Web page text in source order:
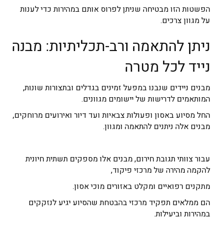
הפשטות הזו מבטיחה שניתן לפרוס אותם במהירות כדי לענות
על מגוון צרכים.
ניתן להתאמה ורב-תכליתיות: מבנה
נייד לכל מטרה
מבנים ניידים שנבנו במפעל זמינים בגדלים ובתצורות שונות,
המותאמים לדרישות של יישומים מגוונים.
החל מסיוע באסון ופעולות צבאיות ועד דיור ואירועים מרוחקים,
מבנים אלה ניתנים להתאמה ומגוון.
עבור צוותי תגובת חירום, מבנים אלו מספקים תשתית חיונית
להקמה מהירה של מרכזי פיקוד,
מתקנים רפואיים ומקלט באזורים מוכי אסון.
הם ממלאים תפקיד מרכזי בהבטחת שהסיוע יגיע לנזקקים
במהירות וביעילות.